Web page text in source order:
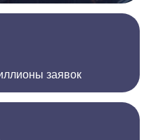
заявок